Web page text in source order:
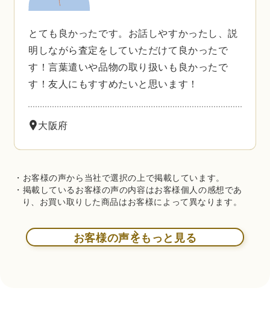
とても良かったです。お話しやすかったし、説
明しながら査定をしていただけて良かったで
す！言葉遣いや品物の取り扱いも良かったで
す！友人にもすすめたいと思います！
大阪府
・お客様の声から当社で選択の上で掲載しています。
・掲載しているお客様の声の内容はお客様個人の感想であ
り、お買い取りした商品はお客様によって異なります。
お客様の声をもっと見る